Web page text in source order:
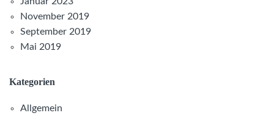
November 2019
September 2019
Mai 2019
Kategorien
Allgemein